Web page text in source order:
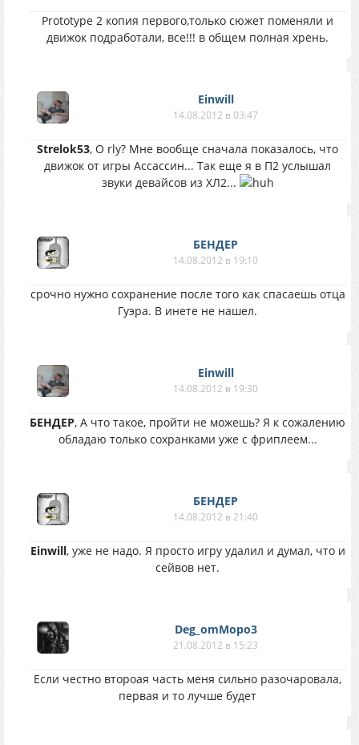
Prototype 2 копия первого,только сюжет поменяли и
движок подработали, все!!! в общем полная хрень.
Einwill
14.08.2012 в 03:47
Strelok53, O rly? Мне вообще сначала показалось, что
движок от игры Ассассин... Так еще я в П2 услышал
звуки девайсов из ХЛ2...
БЕНДЕР
14.08.2012 в 19:10
срочно нужно сохранение после того как спасаешь отца
Гуэра. В инете не нашел.
Einwill
14.08.2012 в 19:30
БЕНДЕР, А что такое, пройти не можешь? Я к сожалению
обладаю только сохранками уже с фриплеем...
БЕНДЕР
14.08.2012 в 21:40
Einwill, уже не надо. Я просто игру удалил и думал, что и
сейвов нет.
Deg_omMopo3
21.08.2012 в 15:23
Если честно второая часть меня сильно разочаровала,
первая и то лучше будет